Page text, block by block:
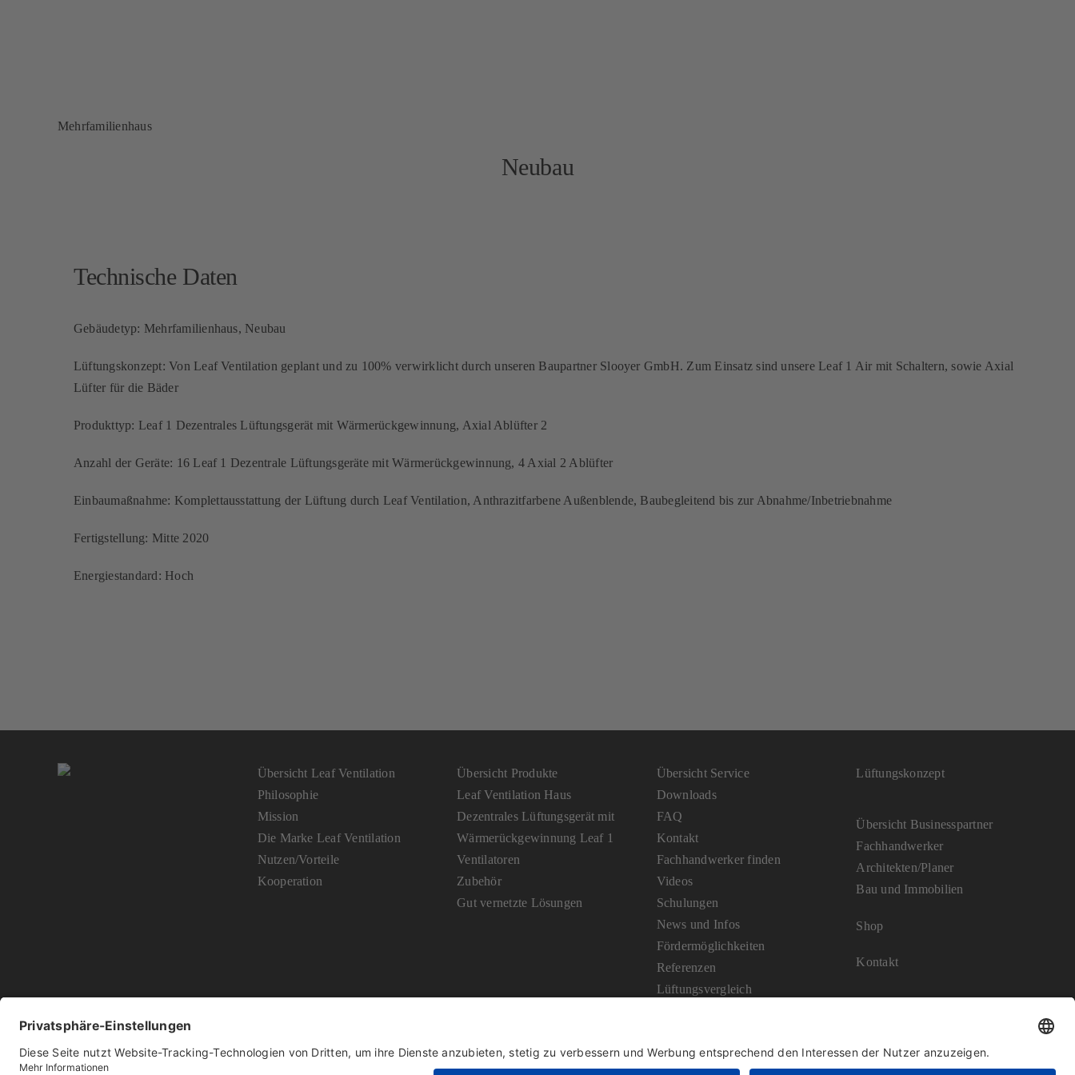
Mehrfamilienhaus
Neubau
Technische Daten
Gebäudetyp: Mehrfamilienhaus, Neubau
Lüftungskonzept: Von Leaf Ventilation geplant und zu 100% verwirklicht durch unseren Baupartner Slooyer GmbH. Zum Einsatz sind unsere Leaf 1 Air mit Schaltern, sowie Axial
Lüfter für die Bäder
Produkttyp: Leaf 1 Dezentrales Lüftungsgerät mit Wärmerückgewinnung, Axial Ablüfter 2
Anzahl der Geräte: 16 Leaf 1 Dezentrale Lüftungsgeräte mit Wärmerückgewinnung, 4 Axial 2 Ablüfter
Einbaumaßnahme: Komplettausstattung der Lüftung durch Leaf Ventilation, Anthrazitfarbene Außenblende, Baubegleitend bis zur Abnahme/Inbetriebnahme
Fertigstellung: Mitte 2020
Energiestandard: Hoch
Übersicht Leaf Ventilation
Philosophie
Mission
Die Marke Leaf Ventilation
Nutzen/Vorteile
Kooperation
Übersicht Produkte
Leaf Ventilation Haus
Dezentrales Lüftungsgerät mit
Wärmerückgewinnung Leaf 1
Ventilatoren
Zubehör
Gut vernetzte Lösungen
Übersicht Service
Downloads
FAQ
Kontakt
Fachhandwerker finden
Videos
Schulungen
News und Infos
Fördermöglichkeiten
Referenzen
Lüftungsvergleich
Lüftungskonzept
Übersicht Businesspartner
Fachhandwerker
Architekten/Planer
Bau und Immobilien
Shop
Kontakt
Vertrag widerrufen